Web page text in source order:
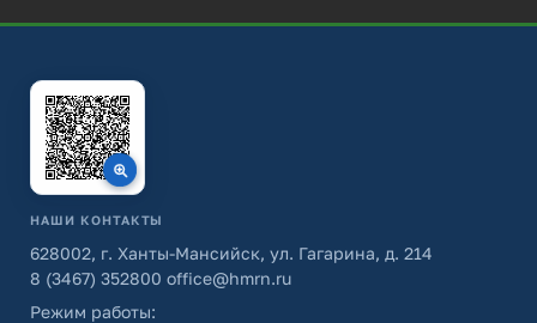
НАШИ КОНТАКТЫ
628002, г. Ханты-Мансийск, ул. Гагарина, д. 214
8 (3467) 352800 office@hmrn.ru
Режим работы: